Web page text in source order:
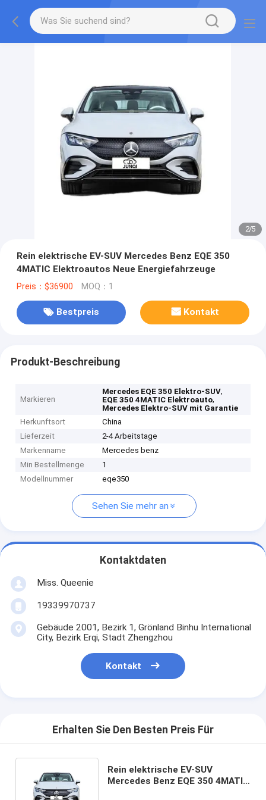
2/5
Rein elektrische EV-SUV Mercedes Benz EQE 350
4MATIC Elektroautos Neue Energiefahrzeuge
Preis：$36900 MOQ：1
Bestpreis Kontakt
Produkt-Beschreibung
Markieren
Mercedes EQE 350 Elektro-SUV,
EQE 350 4MATIC Elektroauto,
Mercedes Elektro-SUV mit Garantie
Herkunftsort
China
Lieferzeit
2-4 Arbeitstage
Markenname
Mercedes benz
Min Bestellmenge
1
Modellnummer
eqe350
Sehen Sie mehr an
Kontaktdaten
Miss. Queenie
19339970737
Gebäude 2001, Bezirk 1, Grönland Binhu International
City, Bezirk Erqi, Stadt Zhengzhou
Kontakt
Erhalten Sie Den Besten Preis Für
Rein elektrische EV-SUV
Mercedes Benz EQE 350 4MATIC